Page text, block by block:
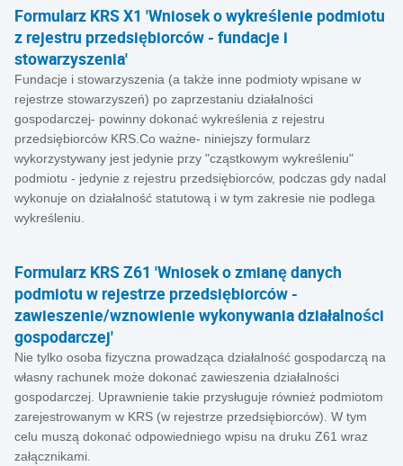
Formularz KRS X1 'Wniosek o wykreślenie podmiotu
z rejestru przedsiębiorców - fundacje i
stowarzyszenia'
Fundacje i stowarzyszenia (a także inne podmioty wpisane w
rejestrze stowarzyszeń) po zaprzestaniu działalności
gospodarczej- powinny dokonać wykreślenia z rejestru
przedsiębiorców KRS.Co ważne- niniejszy formularz
wykorzystywany jest jedynie przy "cząstkowym wykreśleniu"
podmiotu - jedynie z rejestru przedsiębiorców, podczas gdy nadal
wykonuje on działalność statutową i w tym zakresie nie podlega
wykreśleniu.
Formularz KRS Z61 'Wniosek o zmianę danych
podmiotu w rejestrze przedsiębiorców -
zawieszenie/wznowienie wykonywania działalności
gospodarczej'
Nie tylko osoba fizyczna prowadząca działalność gospodarczą na
własny rachunek może dokonać zawieszenia działalności
gospodarczej. Uprawnienie takie przysługuje również podmiotom
zarejestrowanym w KRS (w rejestrze przedsiębiorców). W tym
celu muszą dokonać odpowiedniego wpisu na druku Z61 wraz
załącznikami.